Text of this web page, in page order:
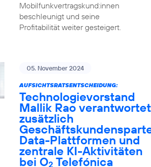
Mobilfunkvertragskund:innen
beschleunigt und seine
Profitabilität weiter gesteigert.
05. November 2024
AUFSICHTSRATSENTSCHEIDUNG:
Technologievorstand
Mallik Rao verantwortet
zusätzlich
Data-Plattformen und
zentrale KI-Aktivitäten
bei O2 Telefónica